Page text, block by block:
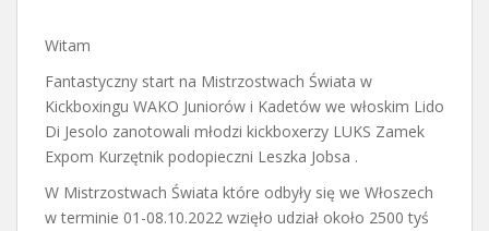
Witam
Fantastyczny start na Mistrzostwach Świata w
Kickboxingu WAKO Juniorów i Kadetów we włoskim Lido
Di Jesolo zanotowali młodzi kickboxerzy LUKS Zamek
Expom Kurzętnik podopieczni Leszka Jobsa .
W Mistrzostwach Świata które odbyły się we Włoszech
w terminie 01-08.10.2022 wzięło udział około 2500 tyś